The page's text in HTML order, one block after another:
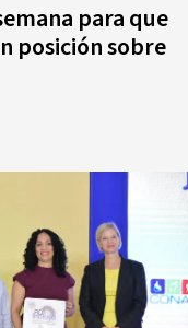
para que
posición sobre